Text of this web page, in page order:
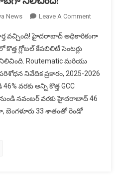
News Leave A CommentOn
అద్భుతం:
దేశంలో
GCC
వచ్చింది! హైదరాబాద్ అధికారికంగా
గ్లోబల్ కేపబిలిటీ సెంటర్లు
నిలిచింది. Routematic మరియు
నివేదిక ప్రకారం, 2025-2026
వరకు అన్ని కొత్త GCC
నవంబర్ వరకు హైదరాబాద్ 46
బెంగళూరు 33 శాతంతో రెండో